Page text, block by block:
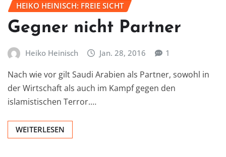
HEIKO HEINISCH: FREIE SICHT
Gegner nicht Partner
Heiko Heinisch Jan. 28, 2016 1
Nach wie vor gilt Saudi Arabien als Partner, sowohl in
der Wirtschaft als auch im Kampf gegen den
islamistischen Terror.…
WEITERLESEN